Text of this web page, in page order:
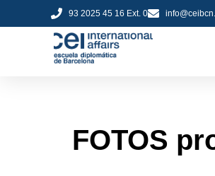
93 2025 45 16 Ext. 0
FOTOS